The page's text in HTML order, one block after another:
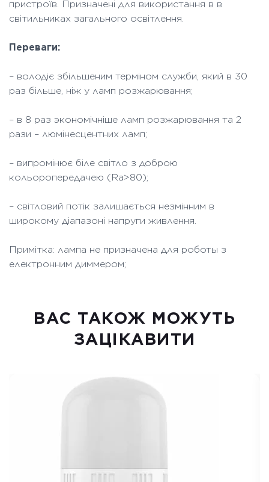
пристроїв. Призначені для використання в в
світильниках загального освітлення.
Переваги:
– володіє збільшеним терміном служби, який в 30
раз більше, ніж у ламп розжарювання;
– в 8 раз экономічніше ламп розжарювання та 2
рази – люмінесцентних ламп;
– випромінює біле світло з доброю
кольоропередачею (Ra>80);
– світловий потік залишається незмінним в
широкому діапазоні напруги живлення.
Примітка: лампа не призначена для роботы з
електронним диммером;
ВАC ТАКОЖ МОЖУТЬ
ЗАЦІКАВИТИ